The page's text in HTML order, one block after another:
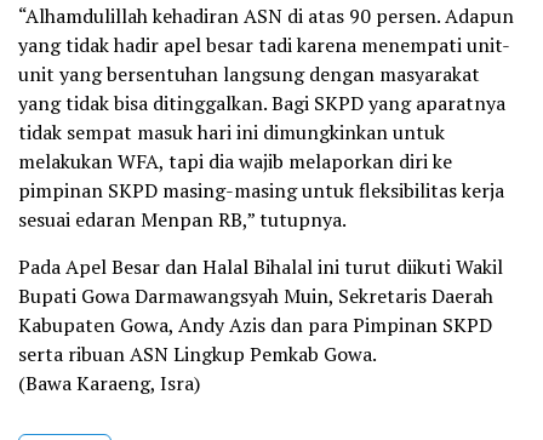
“Alhamdulillah kehadiran ASN di atas 90 persen. Adapun
yang tidak hadir apel besar tadi karena menempati unit-
unit yang bersentuhan langsung dengan masyarakat
yang tidak bisa ditinggalkan. Bagi SKPD yang aparatnya
tidak sempat masuk hari ini dimungkinkan untuk
melakukan WFA, tapi dia wajib melaporkan diri ke
pimpinan SKPD masing-masing untuk fleksibilitas kerja
sesuai edaran Menpan RB,” tutupnya.
Pada Apel Besar dan Halal Bihalal ini turut diikuti Wakil
Bupati Gowa Darmawangsyah Muin, Sekretaris Daerah
Kabupaten Gowa, Andy Azis dan para Pimpinan SKPD
serta ribuan ASN Lingkup Pemkab Gowa.
(Bawa Karaeng, Isra)